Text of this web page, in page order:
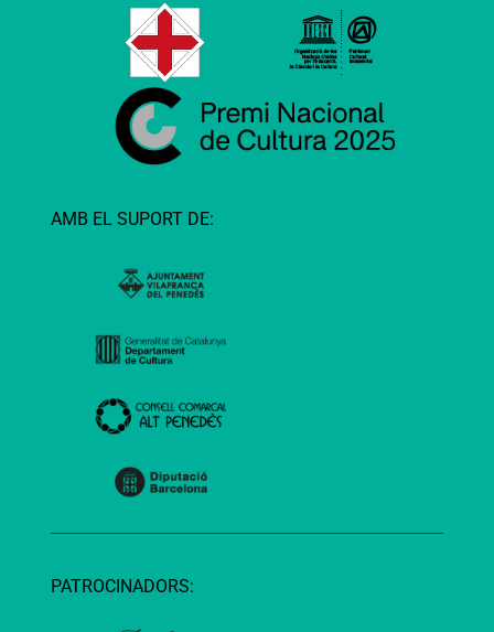
AMB EL SUPORT DE:
PATROCINADORS: